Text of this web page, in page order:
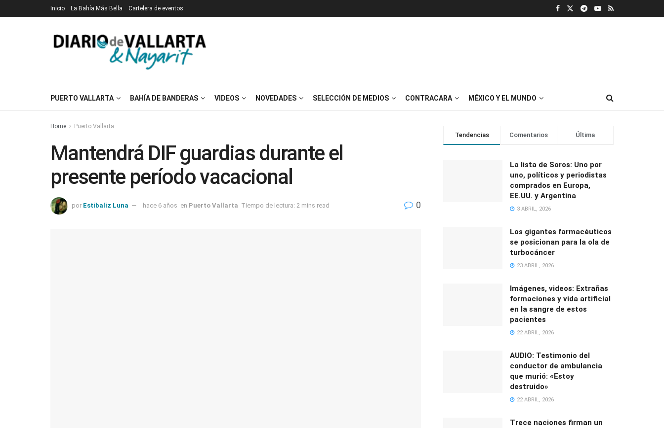
Inicio La Bahía Más Bella Cartelera de eventos
PUERTO VALLARTA BAHÍA DE BANDERAS VIDEOS NOVEDADES SELECCIÓN DE MEDIOS CONTRACARA MÉXICO Y EL MUNDO
Home Puerto Vallarta
Mantendrá DIF guardias durante el
presente período vacacional
por Estibaliz Luna hace 6 años en Puerto Vallarta Tiempo de lectura: 2 mins read 0
Tendencias Comentarios Última
La lista de Soros: Uno por
uno, políticos y periodistas
comprados en Europa,
EE.UU. y Argentina
3 ABRIL, 2026
Los gigantes farmacéuticos
se posicionan para la ola de
turbocáncer
23 ABRIL, 2026
Imágenes, videos: Extrañas
formaciones y vida artificial
en la sangre de estos
pacientes
22 ABRIL, 2026
AUDIO: Testimonio del
conductor de ambulancia
que murió: «Estoy
destruido»
22 ABRIL, 2026
Trece naciones firman un